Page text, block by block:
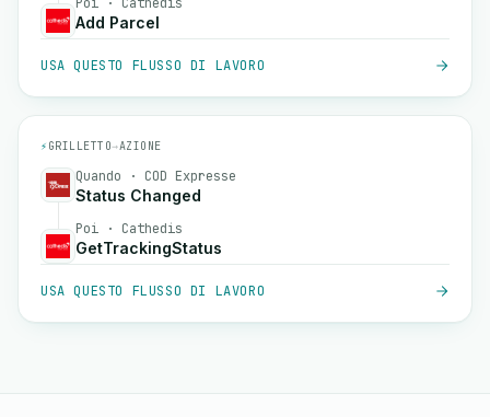
Add Parcel
USA QUESTO FLUSSO DI LAVORO
⚡ GRILLETTO→AZIONE
Quando · COD Expresse
Status Changed
Poi · Cathedis
GetTrackingStatus
USA QUESTO FLUSSO DI LAVORO